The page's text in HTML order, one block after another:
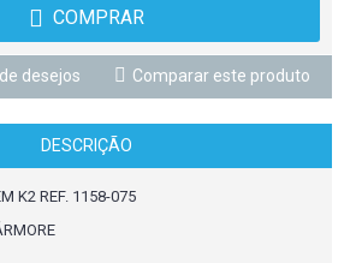
COMPRAR
desejos Comparar este produto
DESCRIÇÃO
K2 REF. 1158-075